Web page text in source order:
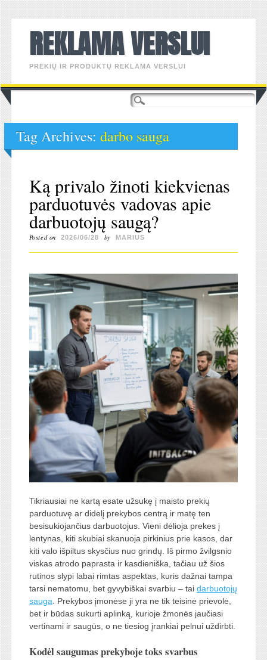
REKLAMA VERSLUI
PREKIŲ IR PRODUKTŲ REKLAMA VERSLUI
Main menu
Skip
to
Tag Archives: darbo sauga
Ką privalo žinoti kiekvienas
parduotuvės vadovas apie
darbuotojų saugą?
Posted on 2026/06/28 by MARIUS
Tikriausiai ne kartą esate užsukę į maisto prekių
parduotuvę ar didelį prekybos centrą ir matę ten
besisukiojančius darbuotojus. Vieni dėlioja prekes į
lentynas, kiti skubiai skanuoja pirkinius prie kasos, dar
kiti valo išpiltus skysčius nuo grindų. Iš pirmo žvilgsnio
viskas atrodo paprasta ir kasdieniška, tačiau už šios
rutinos slypi labai rimtas aspektas, kuris dažnai tampa
tarsi nematomu, bet gyvybiškai svarbiu – tai darbuotojų
sauga. Prekybos įmonėse ji yra ne tik teisinė prievolė,
bet ir būdas sukurti aplinką, kurioje žmonės jaučiasi
vertinami ir saugūs, o ne tiesiog įrankiai pelnui uždirbti.
Kodėl saugumas prekyboje toks svarbus